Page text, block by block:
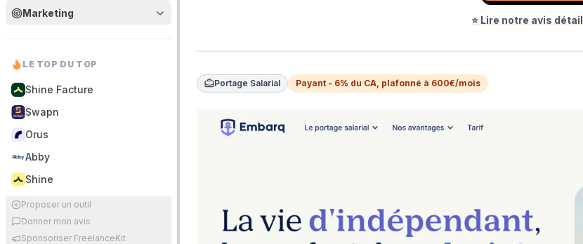
Marketing
LE TOP DU TOP
Shine Facture
Swapn
Orus
Abby
Shine
Proposer un outil
Donner mon avis
Sponsoriser FreelanceKit
⭐ Lire notre avis
Portage Salarial Payant - 6% du CA, plafonné à 600€/mois